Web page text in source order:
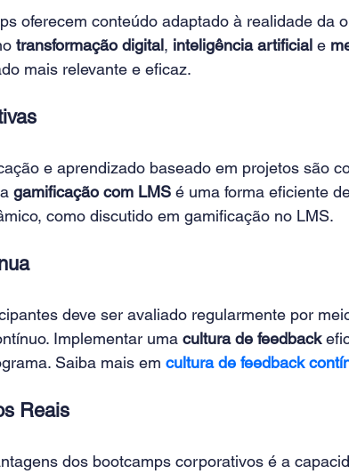
oferecem conteúdo adaptado à realidade da
transformação digital, inteligência artificial e
mais relevante e eficaz.
e aprendizado baseado em projetos são
gamificação com LMS é uma forma eficiente
como discutido em gamificação no LMS.
deve ser avaliado regularmente por
Implementar uma cultura de feedback
Saiba mais em cultura de feedback
Reais
dos bootcamps corporativos é a